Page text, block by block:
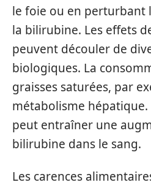
le foie ou en perturbant
la bilirubine. Les effets
peuvent découler de
biologiques. La
graisses saturées, par
métabolisme
peut entraîner une
bilirubine dans le sang.
Les carences